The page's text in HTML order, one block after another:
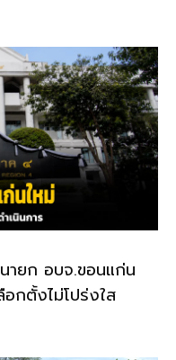
ายก อบจ.ขอนแก่น
กตั้งไม่โปร่งใส